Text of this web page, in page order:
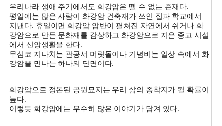
우리나라 생애 주기에서도 화강암은 뗄 수 없는 존재다.
평일에는 많은 사람이 화강암 건축재가 쓰인 집과 학교에서
지낸다. 휴일이면 화강암 암반이 펼쳐진 자연에서 쉬거나 화
강암으로 만든 문화재를 감상하고 화강암으로 지은 종교 시설
에서 신앙생활을 한다.
무심코 지나치는 관공서 머릿돌이나 기념비는 일상 속에서 화
강암을 만나는 하나의 단면이다.
화강암으로 정돈된 공원묘지는 우리 삶의 종착지가 될 확률이
높다.
이렇듯 화강암에는 무수히 많은 이야기가 담겨 있다.